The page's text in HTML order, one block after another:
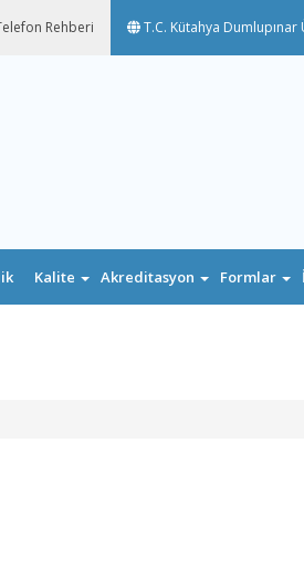
Rehberi T.C. Kütahya Dumlupınar
Kalite Akreditasyon Formlar